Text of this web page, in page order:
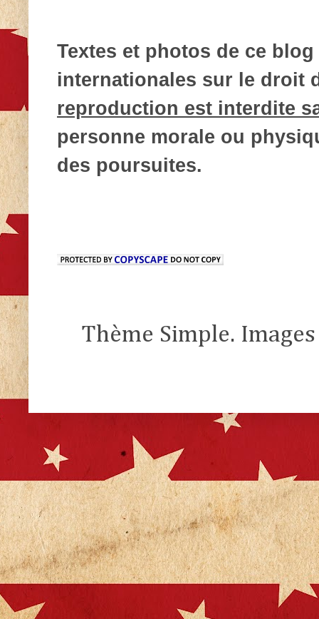
Textes et photos de ce
internationales sur le droit
reproduction est interdite
personne morale ou
des poursuites.
Thème Simple.